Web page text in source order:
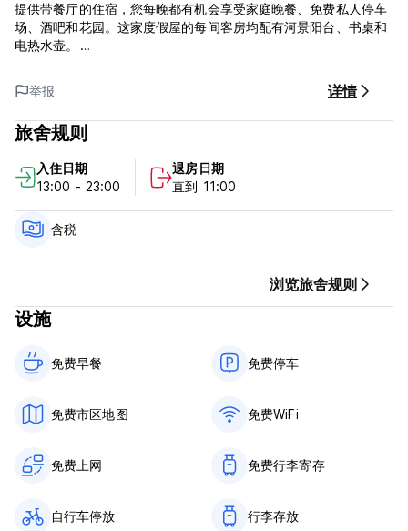
提供带餐厅的住宿，您每晚都有机会享受家庭晚餐、免费私人停车
场、酒吧和花园。这家度假屋的每间客房均配有河景阳台、书桌和
电热水壶。
欢迎入住沙巴霍阿民宿！
条款及条件
取消政策：抵达前 2 天。如果延迟取消或未入住，我们将向您收取
入住第一晚的费用。
13:00 开始办理入住。
11:00前退房。
含税。
没有宵禁。
宠物友好。
除指定区域外禁止吸烟。 (Auto-translated from original
language)
举报 详情
旅舍规则
入住日期
13:00 - 23:00
退房日期
直到 11:00
含税
浏览旅舍规则
设施
免费早餐‎ 免费停车
免费市区地图 免费WiFi
免费上网 免费行李寄存
自行车停放 行李存放